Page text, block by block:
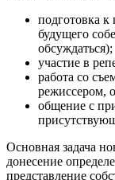
подготовка к
будущего
обсуждаться);
участие в
работа со
режиссером,
общение с
Основная задача
донесение
представление